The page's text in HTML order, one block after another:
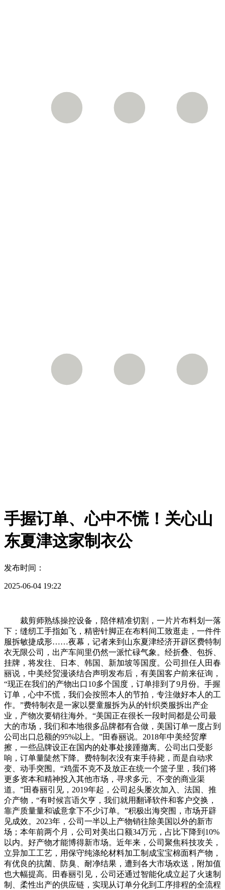
手握订单、心中不慌！关心山
东夏津这家制衣公
发布时间：
2025-06-04 19:22
裁剪师熟练操控设备，陪伴精准切割，一片片布料划一落
下；缝纫工手指如飞，精密针脚正在布料间工致逛走，一件件
服拆敏捷成形……夜幕，记者来到山东夏津经济开辟区费特制
衣无限公司，出产车间里仍然一派忙碌气象。经折叠、包拆、
挂牌，将发往、日本、韩国、新加坡等国度。公司担任人田春
丽说，中美经贸漫谈结合声明发布后，有美国客户前来征询，
“现正在我们的产物出口10多个国度，订单排到了9月份。手握
订单，心中不慌，我们会按照本人的节拍，专注做好本人的工
作。”费特制衣是一家以婴童服拆为从的针织类服拆出产企
业，产物次要销往海外。“美国正在很长一段时间都是公司最
大的市场，我们和本地很多品牌都有合做，美国订单一度占到
公司出口总额的95%以上。”田春丽说。2018年中美经贸摩
擦，一些品牌设正在国内的处事处接踵撤离。公司出口受影
响，订单量陡然下降。费特制衣没有束手待毙，而是自动求
变、动手突围。“鸡蛋不克不及放正在统一个篮子里，我们将
更多资本和精神投入其他市场，寻求多元、不变的商业渠
道。”田春丽引见，2019年起，公司起头屡次加入、法国、推
介产物，“有时候言语欠亨，我们就用翻译软件和客户交换，
靠产质量量和诚意拿下不少订单。”积极出海突围，市场开辟
见成效。2023年，公司一半以上产物销往除美国以外的新市
场；本年前两个月，公司对美出口额34万元，占比下降到10%
以内。好产物才能博得新市场。近年来，公司聚焦科技攻关，
立异加工工艺，用保守纯涤纶材料加工制成宝宝棉面料产物，
有优良的抗菌、防臭、耐净结果，遭到各大市场欢送，附加值
也大幅提高。田春丽引见，公司还通过智能化成立起了火速制
制、柔性出产的供应链，实现从订单分化到工序排程的全流程